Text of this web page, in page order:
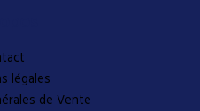
légales
de Vente